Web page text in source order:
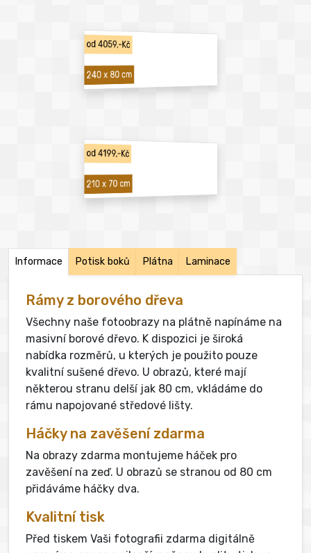
od 4059,-Kč
240 x 80 cm
od 4199,-Kč
210 x 70 cm
Informace Potisk boků Plátna Laminace
Rámy z borového dřeva
Všechny naše fotoobrazy na plátně napínáme na
masivní borové dřevo. K dispozici je široká
nabídka rozměrů, u kterých je použito pouze
kvalitní sušené dřevo. U obrazů, které mají
některou stranu delší jak 80 cm, vkládáme do
rámu napojované středové lišty.
Háčky na zavěšení zdarma
Na obrazy zdarma montujeme háček pro
zavěšení na zeď. U obrazů se stranou od 80 cm
přidáváme háčky dva.
Kvalitní tisk
Před tiskem Vaši fotografii zdarma digitálně